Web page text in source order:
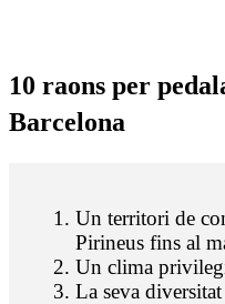
10 raons per
Barcelona
Un territori de
Pirineus fins al
Un clima
La seva